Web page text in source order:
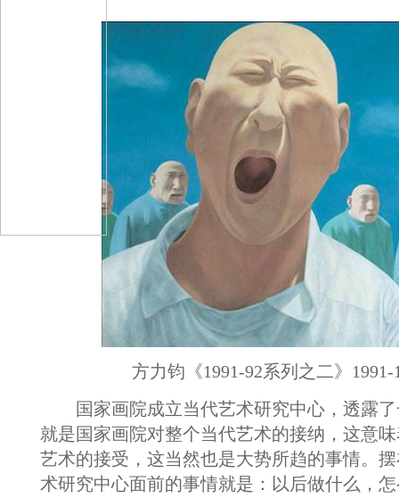
方力钧《1991-92系列之二》1991-
国家画院成立当代艺术研究中心，透露了
就是国家画院对整个当代艺术的接纳，这意
艺术的接受，这当然也是大势所趋的事情。
术研究中心面前的事情就是：以后做什么，